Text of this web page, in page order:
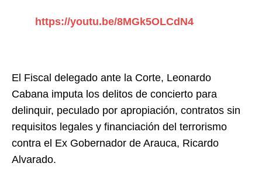
https://youtu.be/8MGk5OLCdN4
El Fiscal delegado ante la Corte, Leonardo
Cabana imputa los delitos de concierto para
delinquir, peculado por apropiación, contratos sin
requisitos legales y financiación del terrorismo
contra el Ex Gobernador de Arauca, Ricardo
Alvarado.